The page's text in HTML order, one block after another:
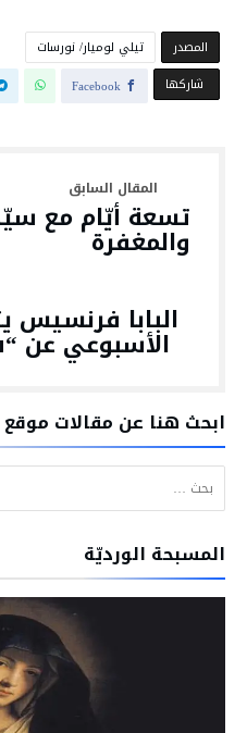
‫المصدر‬
تيلي لوميار/ نورسات
‫‫ شاركها‬
Facebook
تسعة أيّام مع
والمغفرة
البابا
الأسبوعي عن
ابحث هنا عن مقالات
البحث عن:
المسبحة الورديّة